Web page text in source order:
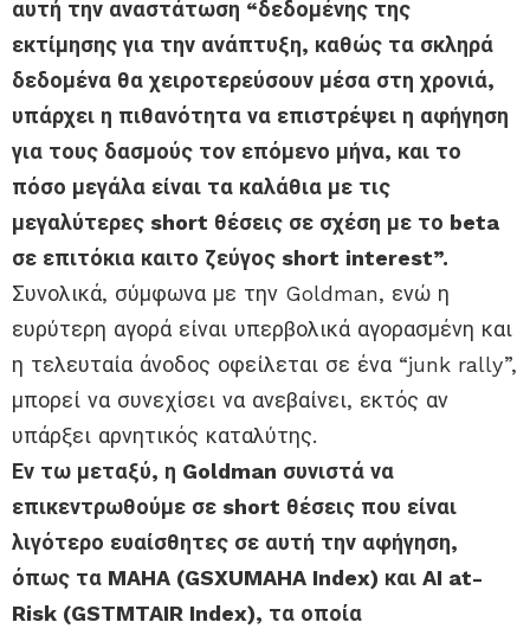
αυτή την αναστάτωση “δεδομένης της
εκτίμησης για την ανάπτυξη, καθώς τα σκληρά
δεδομένα θα χειροτερεύσουν μέσα στη χρονιά,
υπάρχει η πιθανότητα να επιστρέψει η αφήγηση
για τους δασμούς τον επόμενο μήνα, και το
πόσο μεγάλα είναι τα καλάθια με τις
μεγαλύτερες short θέσεις σε σχέση με το beta
σε επιτόκια καιτο ζεύγος short interest”.
Συνολικά, σύμφωνα με την Goldman, ενώ η
ευρύτερη αγορά είναι υπερβολικά αγορασμένη και
η τελευταία άνοδος οφείλεται σε ένα “junk rally”,
μπορεί να συνεχίσει να ανεβαίνει, εκτός αν
υπάρξει αρνητικός καταλύτης.
Εν τω μεταξύ, η Goldman συνιστά να
επικεντρωθούμε σε short θέσεις που είναι
λιγότερο ευαίσθητες σε αυτή την αφήγηση,
όπως τα MAHA (GSXUMAHA Index) και AI at-
Risk (GSTMTAIR Index), τα οποία